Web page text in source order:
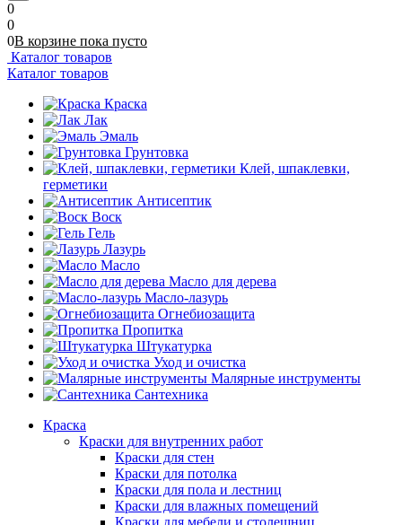
0
0
0В корзине пока пусто
Каталог товаров
Каталог товаров
Краска
Лак
Эмаль
Грунтовка
Клей, шпаклевки,
герметики
Антисептик
Воск
Гель
Лазурь
Масло
Масло для дерева
Масло-лазурь
Огнебиозащита
Пропитка
Штукатурка
Уход и очистка
Малярные инструменты
Сантехника
Краска
Краски для внутренних работ
Краски для стен
Краски для потолка
Краски для пола и лестниц
Краски для влажных помещений
Краски для мебели и столешниц